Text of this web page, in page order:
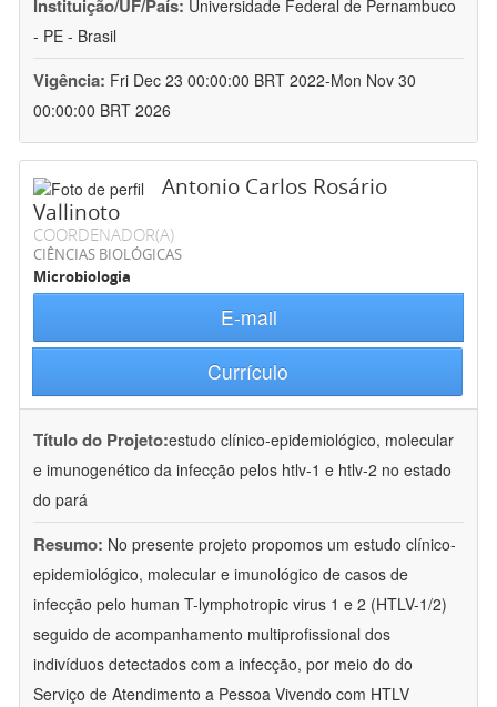
Instituição/UF/País: Universidade Federal de Pernambuco
- PE - Brasil
Vigência: Fri Dec 23 00:00:00 BRT 2022-Mon Nov 30
00:00:00 BRT 2026
Antonio Carlos Rosário
Vallinoto
COORDENADOR(A)
CIÊNCIAS BIOLÓGICAS
Microbiologia
E-mail
Currículo
Título do Projeto:estudo clínico-epidemiológico, molecular
e imunogenético da infecção pelos htlv-1 e htlv-2 no estado
do pará
Resumo: No presente projeto propomos um estudo clínico-
epidemiológico, molecular e imunológico de casos de
infecção pelo human T-lymphotropic virus 1 e 2 (HTLV-1/2)
seguido de acompanhamento multiprofissional dos
indivíduos detectados com a infecção, por meio do do
Serviço de Atendimento a Pessoa Vivendo com HTLV